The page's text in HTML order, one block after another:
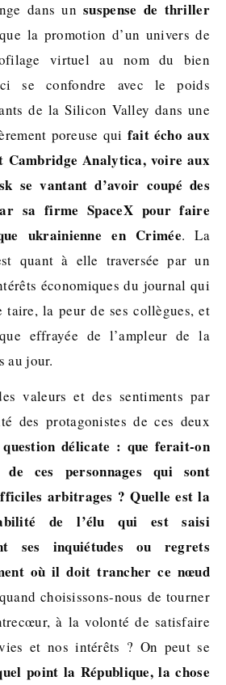
dans unsuspense de thriller
la promotion d’un univers de
virtuel au nom du bien
se confondre avec le poids
de la Silicon Valley dans une
poreuse qui fait écho aux
Cambridge Analytica, voire aux
se vantant d’avoir coupé des
sa firme SpaceX pour faire
ukrainienne en Crimée. La
quant à elle traversée par un
économiques du journal qui
taire, la peur de ses collègues, et
effrayée de l’ampleur de la
au jour.
valeurs et des sentiments par
des protagonistes de ces deux
question délicate : que ferait-on
ces personnages qui sont
arbitrages ? Quelle est la
de l’élu qui est saisi
ses inquiétudes ou regrets
où il doit trancher ce nœud
choisissons-nous de tourner
à la volonté de satisfaire
et nos intérêts ? On peut se
point la République, la chose